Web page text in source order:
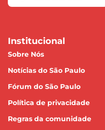
Institucional
Sobre Nós
Notícias do São Paulo
Fórum do São Paulo
Política de privacidade
Regras da comunidade